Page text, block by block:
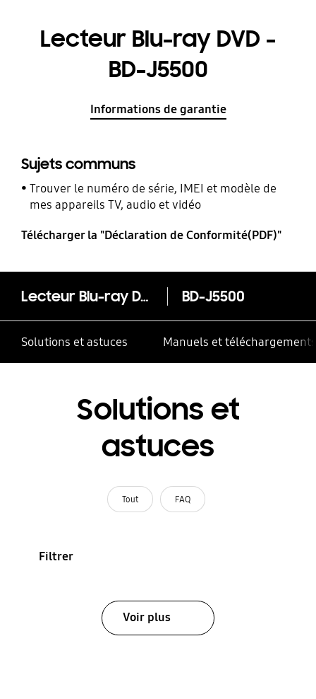
Lecteur Blu-ray DVD -
BD-J5500
Informations de garantie
Sujets communs
Trouver le numéro de série, IMEI et modèle de
mes appareils TV, audio et vidéo
Télécharger la "Déclaration de Conformité(PDF)"
Lecteur Blu-ray DVD - BD-J5500 BD-J5500
Solutions et astuces Manuels et téléchargements
Solutions et
astuces
Tout FAQ
Filtrer
Voir plus